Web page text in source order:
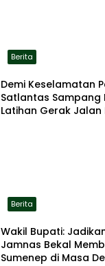
Berita
Demi Keselamatan
Satlantas Sampang
Latihan Gerak Jalan
Berita
Wakil Bupati:
Jamnas Bekal
Sumenep di Masa